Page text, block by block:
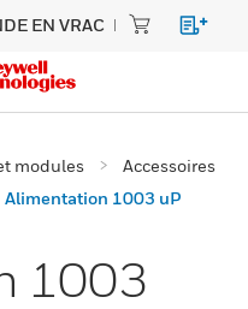
EN VRAC
modules
Accessoires
Alimentation 1003 uP
1003